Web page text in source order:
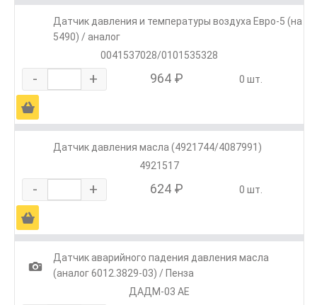
Датчик давления и температуры воздуха Евро-5 (на
5490) / аналог
0041537028/0101535328
- + 964 ₽ 0 шт.
Ä
Датчик давления масла (4921744/4087991)
4921517
- + 624 ₽ 0 шт.
Ä
1
Датчик аварийного падения давления масла
(аналог 6012.3829-03) / Пенза
ДАДМ-03 АЕ